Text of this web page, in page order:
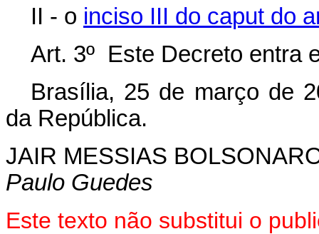
II - o inciso III do caput do
Art. 3º Este Decreto entra
Brasília, 25 de março de
da República.
JAIR MESSIAS
Paulo Guedes
Este texto não substitui o